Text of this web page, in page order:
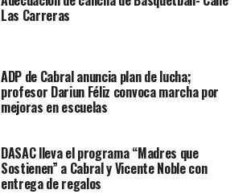
Las Carreras
ADP de Cabral anuncia plan de lucha;
profesor Dariun Féliz convoca marcha por
mejoras en escuelas
DASAC lleva el programa “Madres que
Sostienen” a Cabral y Vicente Noble con
entrega de regalos